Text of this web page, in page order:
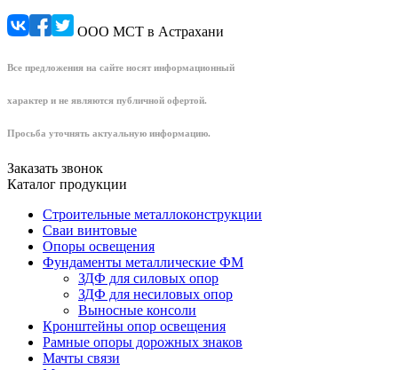
ООО МСТ в Астрахани
Все предложения на сайте носят информационный
характер и не являются публичной офертой.
Просьба уточнять актуальную информацию.
Заказать звонок
Каталог продукции
Строительные металлоконструкции
Сваи винтовые
Опоры освещения
Фундаменты металлические ФМ
ЗДФ для силовых опор
ЗДФ для несиловых опор
Выносные консоли
Кронштейны опор освещения
Рамные опоры дорожных знаков
Мачты связи